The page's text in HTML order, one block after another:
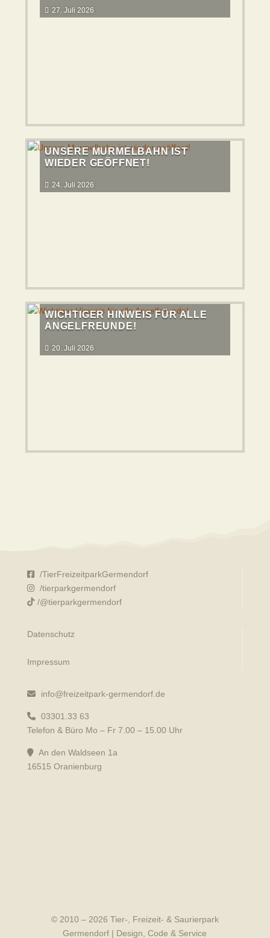
27. Juli 2026
UNSERE MURMELBAHN IST
WIEDER GEÖFFNET!
24. Juli 2026
WICHTIGER HINWEIS FÜR ALLE
ANGELFREUNDE!
20. Juli 2026
/TierFreizeitparkGermendorf
/tierparkgermendorf
/@tierparkgermendorf
Datenschutz
Impressum
info@freizeitpark-germendorf.de
03301.33 63
Telefon & Büro Mo – Fr 7.00 – 15.00 Uhr
An den Waldseen 1a
16515 Oranienburg
© 2010 – 2026 Tier-, Freizeit- & Saurierpark
Germendorf | Design, Code & Service